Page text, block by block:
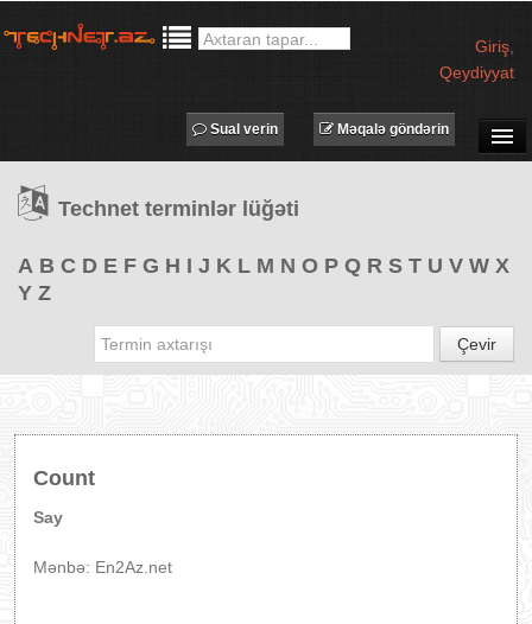
Giriş
Qeydiyyat
TƏDBİRLƏR
PROQRAMLAR
Məqalə göndərin
Sual verin
Technet terminlər lüğəti
A B C D E F G H I J K L M N O P Q R S T U V W X
Y Z
Çevir
Count
Say
Mənbə: En2Az.net